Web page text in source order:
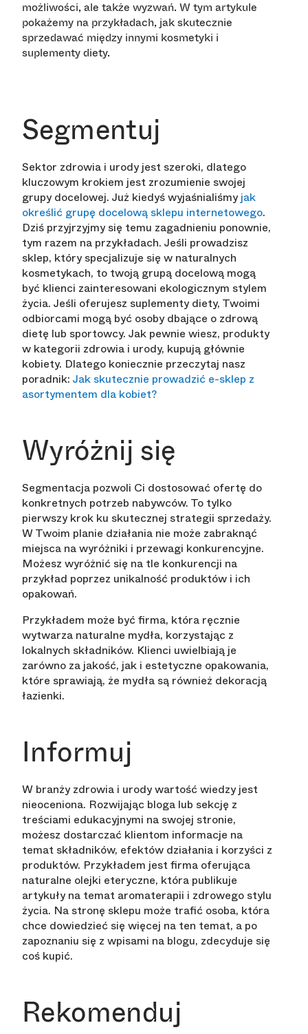
możliwości, ale także wyzwań. W tym artykule
pokażemy na przykładach, jak skutecznie
sprzedawać między innymi kosmetyki i
suplementy diety.
Segmentuj
Sektor zdrowia i urody jest szeroki, dlatego
kluczowym krokiem jest zrozumienie swojej
grupy docelowej. Już kiedyś wyjaśnialiśmy jak
określić grupę docelową sklepu internetowego.
Dziś przyjrzyjmy się temu zagadnieniu ponownie,
tym razem na przykładach. Jeśli prowadzisz
sklep, który specjalizuje się w naturalnych
kosmetykach, to twoją grupą docelową mogą
być klienci zainteresowani ekologicznym stylem
życia. Jeśli oferujesz suplementy diety, Twoimi
odbiorcami mogą być osoby dbające o zdrową
dietę lub sportowcy. Jak pewnie wiesz, produkty
w kategorii zdrowia i urody, kupują głównie
kobiety. Dlatego koniecznie przeczytaj nasz
poradnik: Jak skutecznie prowadzić e-sklep z
asortymentem dla kobiet?
Wyróżnij się
Segmentacja pozwoli Ci dostosować ofertę do
konkretnych potrzeb nabywców. To tylko
pierwszy krok ku skutecznej strategii sprzedaży.
W Twoim planie działania nie może zabraknąć
miejsca na wyróżniki i przewagi konkurencyjne.
Możesz wyróżnić się na tle konkurencji na
przykład poprzez unikalność produktów i ich
opakowań.
Przykładem może być firma, która ręcznie
wytwarza naturalne mydła, korzystając z
lokalnych składników. Klienci uwielbiają je
zarówno za jakość, jak i estetyczne opakowania,
które sprawiają, że mydła są również dekoracją
łazienki.
Informuj
W branży zdrowia i urody wartość wiedzy jest
nieoceniona. Rozwijając bloga lub sekcję z
treściami edukacyjnymi na swojej stronie,
możesz dostarczać klientom informacje na
temat składników, efektów działania i korzyści z
produktów. Przykładem jest firma oferująca
naturalne olejki eteryczne, która publikuje
artykuły na temat aromaterapii i zdrowego stylu
życia. Na stronę sklepu może trafić osoba, która
chce dowiedzieć się więcej na ten temat, a po
zapoznaniu się z wpisami na blogu, zdecyduje się
coś kupić.
Rekomenduj